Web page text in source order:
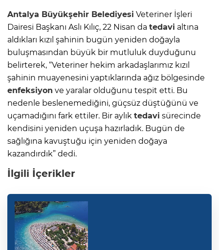
Antalya Büyükşehir Belediyesi Veteriner İşleri
Dairesi Başkanı Aslı Kılıç, 22 Nisan da tedavi altına
aldıkları kızıl şahinin bugün yeniden doğayla
buluşmasından büyük bir mutluluk duyduğunu
belirterek, “Veteriner hekim arkadaşlarımız kızıl
şahinin muayenesini yaptıklarında ağız bölgesinde
enfeksiyon ve yaralar olduğunu tespit etti. Bu
nedenle beslenemediğini, güçsüz düştüğünü ve
uçamadığını fark ettiler. Bir aylık tedavi sürecinde
kendisini yeniden uçuşa hazırladık. Bugün de
sağlığına kavuştuğu için yeniden doğaya
kazandırdık” dedi.
İlgili İçerikler